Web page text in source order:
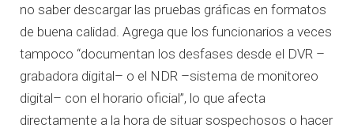
no saber descargar las pruebas gráficas en formatos
de buena calidad. Agrega que los funcionarios a veces
tampoco “documentan los desfases desde el DVR –
grabadora digital– o el NDR –sistema de monitoreo
digital– con el horario oficial”, lo que afecta
directamente a la hora de situar sospechosos o hacer